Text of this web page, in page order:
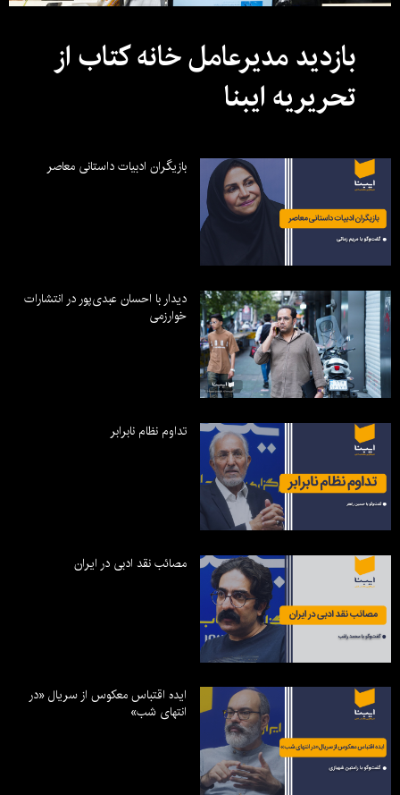
بازدید مدیرعامل خانه کتاب از
تحریریه ایبنا
بازیگران ادبیات داستانی معاصر
دیدار با احسان عبدی‌پور در انتشارات
خوارزمی
تداوم نظام نابرابر
مصائب نقد ادبی در ایران
ایده اقتباس معکوس از سریال «در
انتهای شب»